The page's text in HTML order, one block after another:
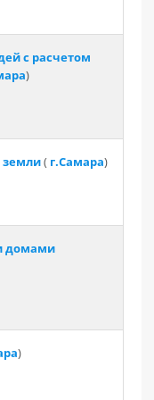
с расчетом
)
земли( г.Самара)
домами
)